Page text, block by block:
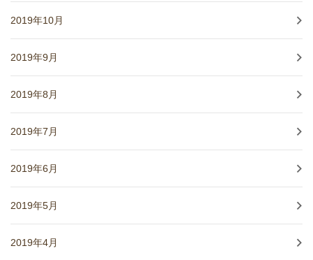
2019年10月
2019年9月
2019年8月
2019年7月
2019年6月
2019年5月
2019年4月